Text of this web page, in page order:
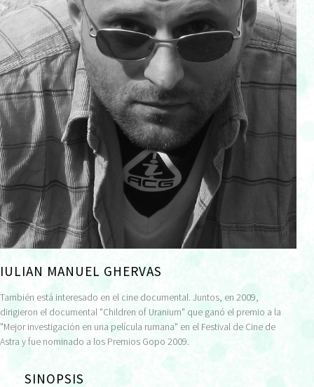
IULIAN MANUEL GHERVAS
También está interesado en el cine documental. Juntos, en 2009,
dirigieron el documental "Children of Uranium" que ganó el premio a la
"Mejor investigación en una película rumana" en el Festival de Cine de
Astra y fue nominado a los Premios Gopo 2009.
SINOPSIS